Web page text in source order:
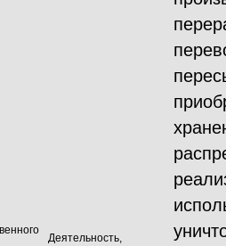
Деятельность,